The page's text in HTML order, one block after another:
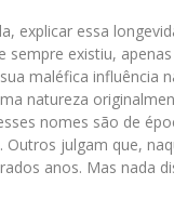
explicar essa
sempre existiu,
maléfica influência
natureza
nomes são de
Outros julgam que,
anos. Mas nada